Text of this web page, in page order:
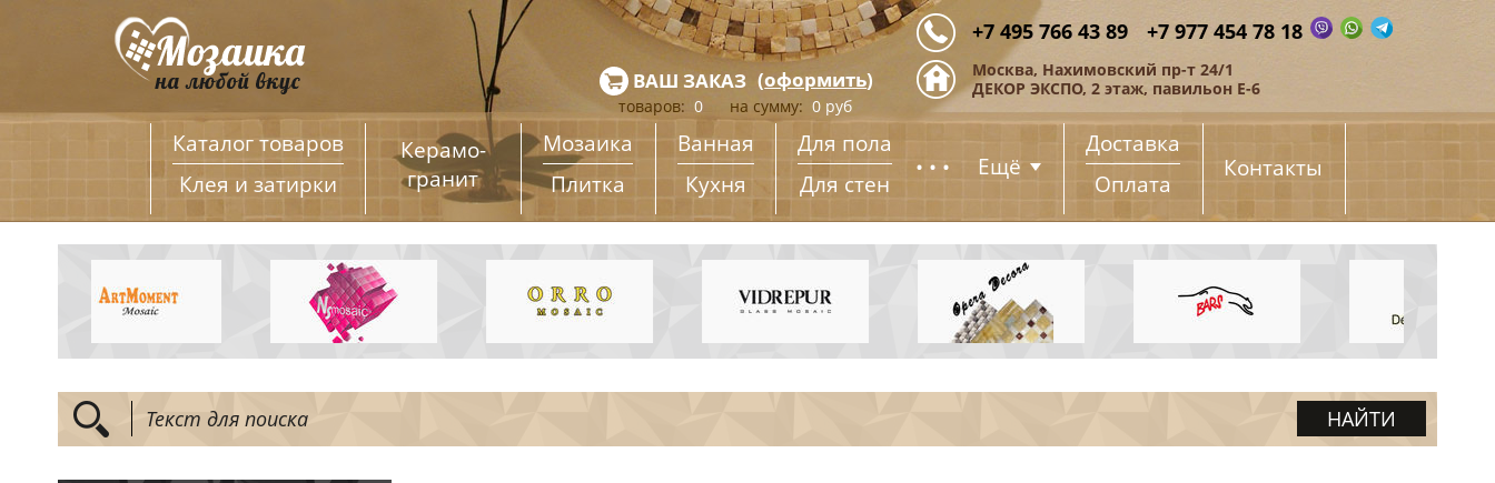
+7 495 766 43 89 +7 977 454 78 18
Москва, Нахимовский пр-т 24/1
ДЕКОР ЭКСПО, 2 этаж, павильон Е-6
ВАШ ЗАКАЗ (оформить)
товаров: 0 на сумму: 0 руб
Каталог товаров
Клея и затирки
Керамо­
гранит
Мозаика
Плитка
Ванная
Кухня
Для пола
Для стен
... Ещё
Доставка
Оплата
Контакты